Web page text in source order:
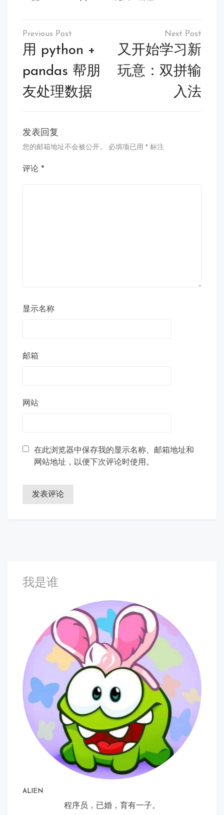
文
章
导
航
用 python +
pandas 帮朋
友处理数据
又开始学习新
玩意：双拼输
入法
发表回复
您的邮箱地址不会被公开。 必填项已用 * 标注
评论 *
显示名称
邮箱
网站
在此浏览器中保存我的显示名称、邮箱地址和
网站地址，以便下次评论时使用。
我是谁
ALIEN
程序员，已婚，育有一子。